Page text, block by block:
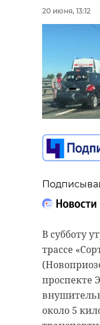
20 июня, 13:12
В субботу
трассе
проспекте
около 5
в аварии
В
иномарка